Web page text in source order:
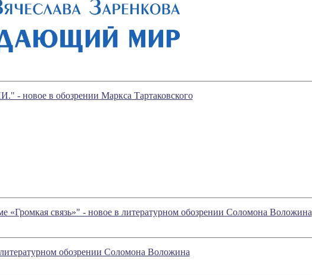
в обозрении Маркса Тартаковского
«Громкая связь»" - новое в литературном обозрении Соломона Воложина
обозрении Соломона Воложина